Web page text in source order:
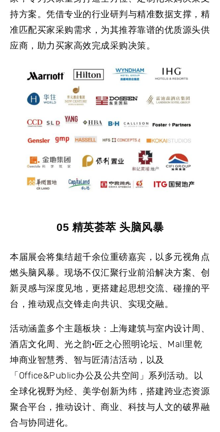
持方案。凭借专业的行业研判与精准数据支撑，精
准匹配买家采购需求，为其推荐靠谱的优质源头供
应商，助力买家高效完成采购决策。
05 精英荟萃 头脑风暴
本届展会将集结超千余位重磅嘉宾，以多元视角点
燃头脑风暴。现场不仅汇聚行业前沿解决方案、创
新灵感与深度见地，更搭建起思想交流、碰撞的平
台，推动观点交锋走向共识、实现交融。
活动涵盖多个主题板块：上海建筑与室内设计周、
酒店文化周、光之韵·匠之心照明论坛、Mall里乾
坤商业智慧秀、智与匠清洁活动，以及
「Office&Public办公及公共空间」系列活动。以
全球化视野为经、美学创新为纬，搭建跨业态资源
聚合平台，推动设计、商业、科技与人文的破界融
合与协同进化。